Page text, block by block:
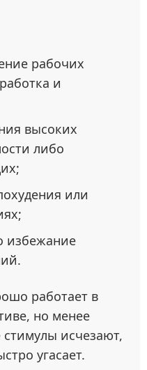
рабочих
и
высоких
либо
или
избежание
работает в
но менее
исчезают,
угасает.